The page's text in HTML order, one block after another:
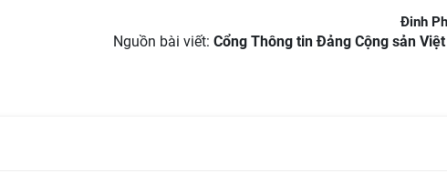
Đinh
Nguồn bài viết: Cổng Thông tin Đảng Cộng sản